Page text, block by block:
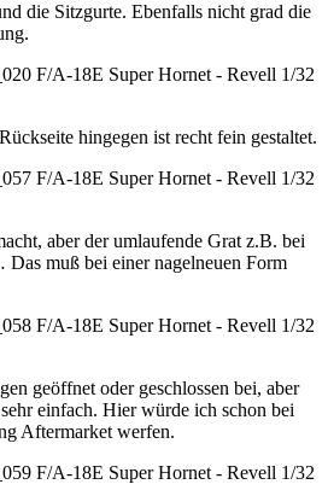
die Sitzgurte. Ebenfalls nicht grad die
hingegen ist recht fein gestaltet.
aber der umlaufende Grat z.B. bei
muß bei einer nagelneuen Form
geöffnet oder geschlossen bei, aber
einfach. Hier würde ich schon bei
Aftermarket werfen.